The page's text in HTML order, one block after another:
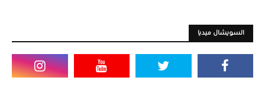
السويشال ميديا